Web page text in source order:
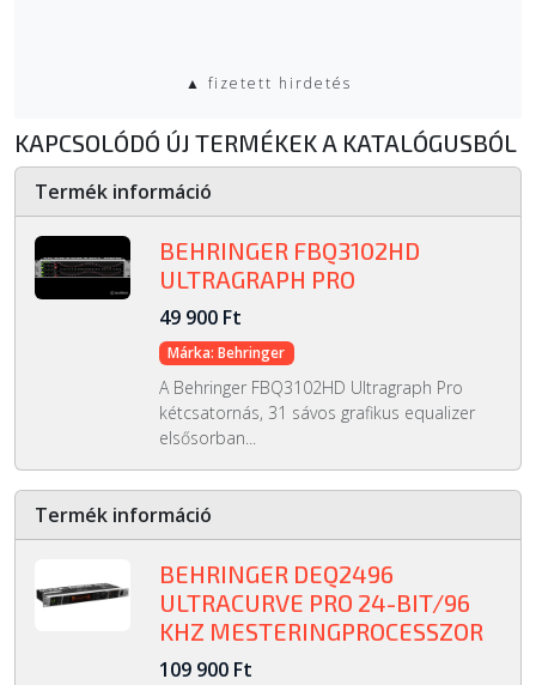
▲ fizetett hirdetés
KAPCSOLÓDÓ ÚJ TERMÉKEK A KATALÓGUSBÓL
Termék információ
BEHRINGER FBQ3102HD
ULTRAGRAPH PRO
49 900 Ft
Márka: Behringer
A Behringer FBQ3102HD Ultragraph Pro
kétcsatornás, 31 sávos grafikus equalizer
elsősorban...
Termék információ
BEHRINGER DEQ2496
ULTRACURVE PRO 24-BIT/96
KHZ MESTERINGPROCESSZOR
109 900 Ft